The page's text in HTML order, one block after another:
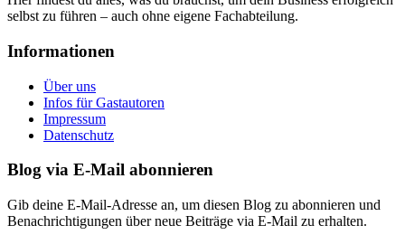
selbst zu führen – auch ohne eigene Fachabteilung.
Informationen
Über uns
Infos für Gastautoren
Impressum
Datenschutz
Blog via E-Mail abonnieren
Gib deine E-Mail-Adresse an, um diesen Blog zu abonnieren und
Benachrichtigungen über neue Beiträge via E-Mail zu erhalten.